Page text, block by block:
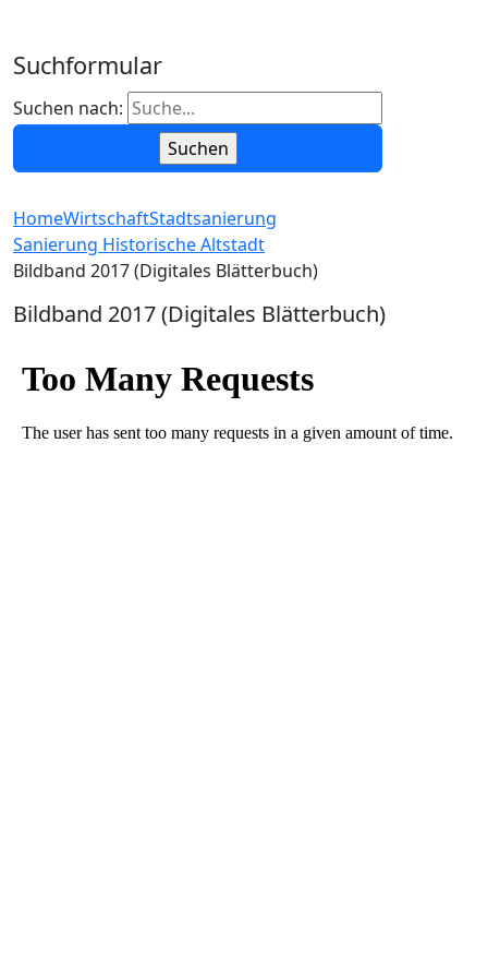
Suchformular
Suchen nach:
Bildband 2017 (Digitales Blätterbuch)
HomeWirtschaftStadtsanierung
Sanierung Historische Altstadt
Bildband 2017 (Digitales Blätterbuch)